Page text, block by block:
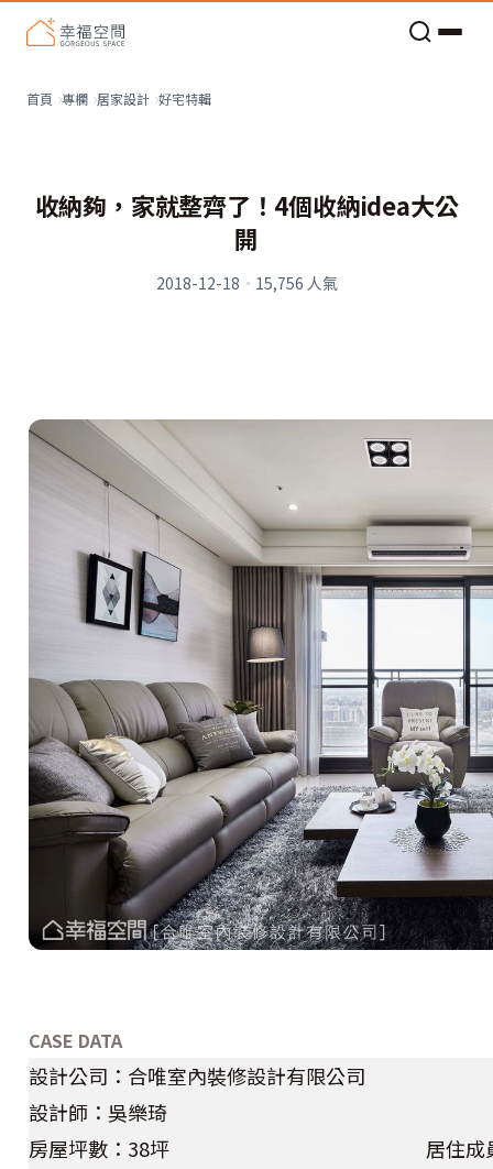
首頁 專欄 居家設計 好宅特輯
收納夠，家就整齊了！4個收納idea大公
開
2018-12-18 · 15,756 人氣
CASE DATA
設計公司：合唯室內裝修設計有限公司
設計師：吳樂琦
房屋坪數：38坪
居住成